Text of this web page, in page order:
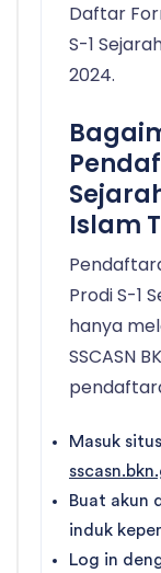
Daftar
S-1
2024.
Islam
Prodi S-1
hanya
SSCASN
Masuk
Buat akun
induk
Log in